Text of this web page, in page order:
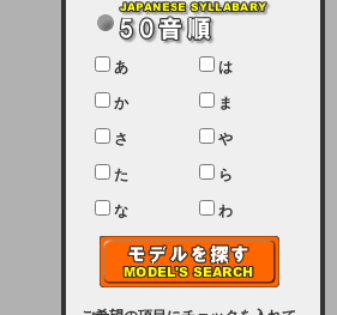
キャシュでの決済は可能ですので、
宜しくお願い致します。
2024-02-23 (金)
【クレジットカード決済について】
只今、クレジットカード会社の都合
により決済ができない状況です。
ユーザー様には、大変ご迷惑をおか
けいたしまして申し訳ございませ
ん。
2023-08-31 (木)
【サーバーメンテナンス実施のお知
あ は
か ま
さ や
た ら
な わ